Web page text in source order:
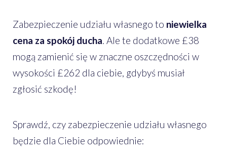
Zabezpieczenie udziału własnego to niewielka
cena za spokój ducha. Ale te dodatkowe £38
mogą zamienić się w znaczne oszczędności w
wysokości £262 dla ciebie, gdybyś musiał
zgłosić szkodę!
Sprawdź, czy zabezpieczenie udziału własnego
będzie dla Ciebie odpowiednie: